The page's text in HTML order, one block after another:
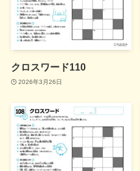
クロスワード110
2026年3月26日